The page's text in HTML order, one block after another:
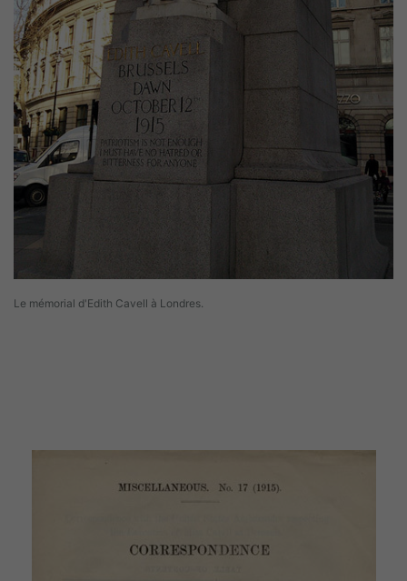
Le mémorial d'Edith Cavell à Londres.